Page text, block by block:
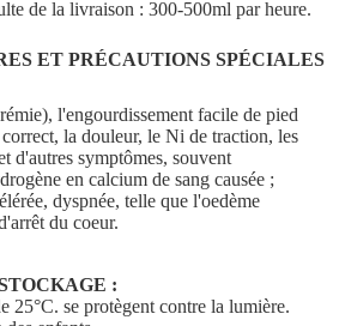
de la livraison : 300-500ml par heure.
ET PRÉCAUTIONS SPÉCIALES
l'engourdissement facile de pied
la douleur, le Ni de traction, les
d'autres symptômes, souvent
en calcium de sang causée ;
dyspnée, telle que l'oedème
du coeur.
:
25°C. se protègent contre la lumière.